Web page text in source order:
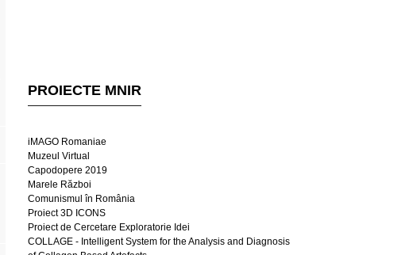
PROIECTE MNIR
iMAGO Romaniae
Muzeul Virtual
Capodopere 2019
Marele Război
Comunismul în România
Proiect 3D ICONS
Proiect de Cercetare Exploratorie Idei
COLLAGE - Intelligent System for the Analysis and Diagnosis